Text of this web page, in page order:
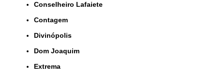
Conselheiro Lafaiete
Contagem
Divinópolis
Dom Joaquim
Extrema